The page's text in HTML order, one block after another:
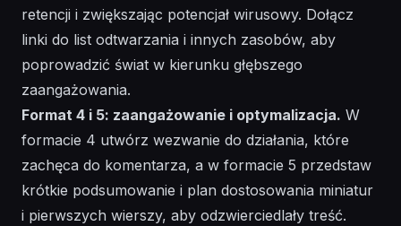
retencji i zwiększając potencjał wirusowy. Dołącz
linki do list odtwarzania i innych zasobów, aby
poprowadzić świat w kierunku głębszego
zaangażowania.
Format 4 i 5: zaangażowanie i optymalizacja. W
formacie 4 utwórz wezwanie do działania, które
zachęca do komentarza, a w formacie 5 przedstaw
krótkie podsumowanie i plan dostosowania miniatur
i pierwszych wierszy, aby odzwierciedlały treść.